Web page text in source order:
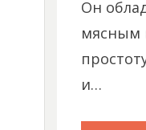
Он
мясным
и…